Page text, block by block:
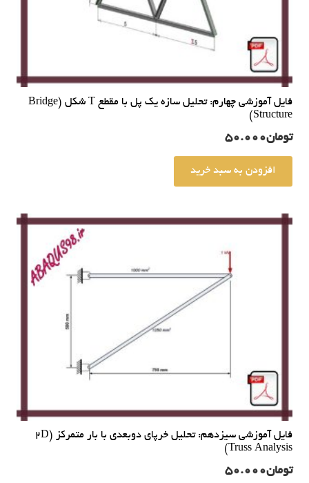
فایل آموزشی چهارم: تحلیل سازه یک پل با مقطع T شکل (Bridge
Structure)
تومان50.000
افزودن به سبد خرید
فایل آموزشی سیزدهم: تحلیل خرپای دوبعدی با بار متمرکز (2D
Truss Analysis)
تومان50.000